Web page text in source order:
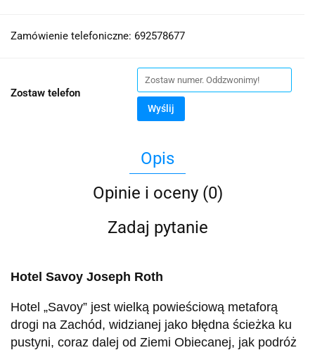
Zamówienie telefoniczne: 692578677
Zostaw telefon
Wyślij
Opis
Opinie i oceny (0)
Zadaj pytanie
Hotel Savoy Joseph Roth
Hotel „Savoy” jest wielką powieściową metaforą
drogi na Zachód, widzianej jako błędna ścieżka ku
pustyni, coraz dalej od Ziemi Obiecanej, jak podróż